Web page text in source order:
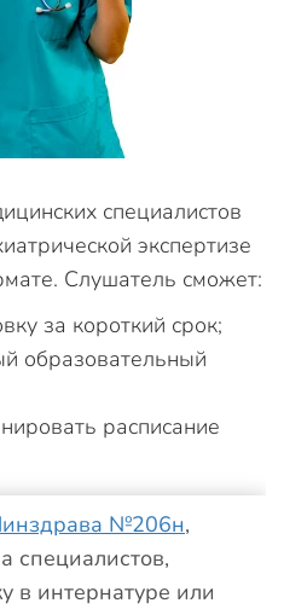
специалистов
экспертизе
Слушатель сможет:
за короткий срок;
образовательный
расписание
№206н,
специалистов,
в интернатуре или